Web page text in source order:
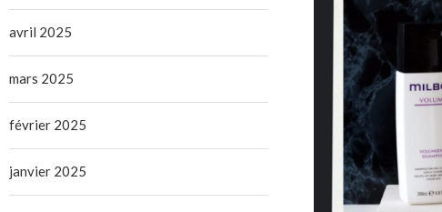
avril 2025
mars 2025
février 2025
janvier 2025